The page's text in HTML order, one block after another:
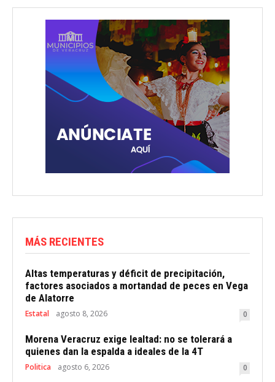
MÁS RECIENTES
Altas temperaturas y déficit de precipitación,
factores asociados a mortandad de peces en Vega
de Alatorre
Estatal agosto 8, 2026 0
Morena Veracruz exige lealtad: no se tolerará a
quienes dan la espalda a ideales de la 4T
Politica agosto 6, 2026 0